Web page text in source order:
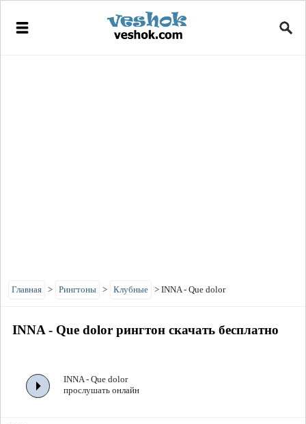
Главная > Рингтоны > Клубные > INNA - Que dolor
INNA - Que dolor рингтон скачать бесплатно
INNA - Que dolor
прослушать онлайн